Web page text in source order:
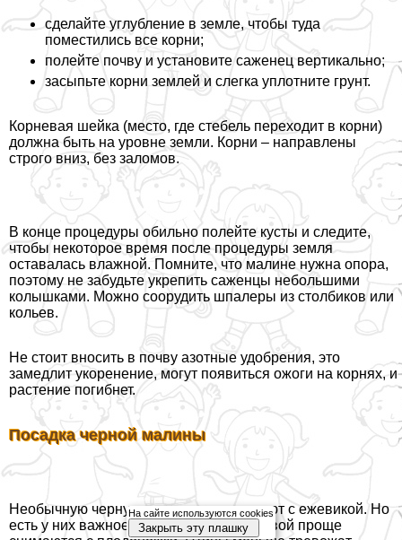
сделайте углубление в земле, чтобы туда
поместились все корни;
полейте почву и установите саженец вертикально;
засыпьте корни землей и слегка уплотните грунт.
Корневая шейка (место, где стебель переходит в корни)
должна быть на уровне земли. Корни – направлены
строго вниз, без заломов.
В конце процедуры обильно полейте кусты и следите,
чтобы некоторое время после процедуры земля
оставалась влажной. Помните, что малине нужна опора,
поэтому не забудьте укрепить саженцы небольшими
колышками. Можно соорудить шпалеры из столбиков или
кольев.
Не стоит вносить в почву азотные удобрения, это
замедлит укоренение, могут появиться ожоги на корнях, и
растение погибнет.
Посадка черной малины
Необычную черную малину часто путают с ежевикой. Но
есть у них важное различие: ягоды первой проще
На сайте используются cookies
Закрыть эту плашку